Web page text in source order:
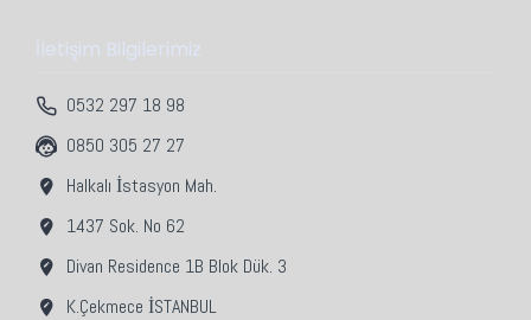
İletişim Bilgilerimiz
0532 297 18 98
0850 305 27 27
Halkalı İstasyon Mah.
1437 Sok. No 62
Divan Residence 1B Blok Dük. 3
K.Çekmece İSTANBUL